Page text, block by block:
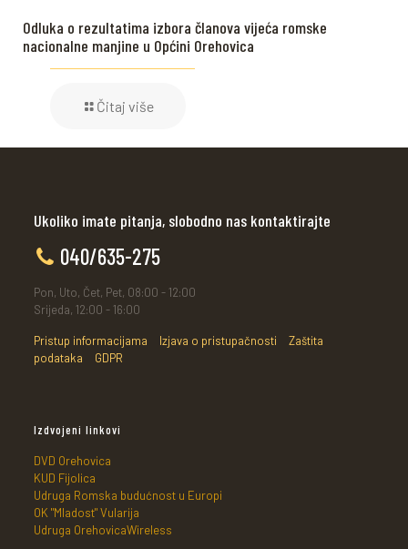
Odluka o rezultatima izbora članova vijeća romske
nacionalne manjine u Općini Orehovica
Čitaj više
Ukoliko imate pitanja, slobodno nas kontaktirajte
040/635-275
Pon, Uto, Čet, Pet, 08:00 - 12:00
Srijeda, 12:00 - 16:00
Pristup informacijama Izjava o pristupačnosti
Zaštita
podataka
GDPR
Izdvojeni linkovi
DVD Orehovica
KUD Fijolica
Udruga Romska budućnost u Europi
OK "Mladost" Vularija
Udruga OrehovicaWireless